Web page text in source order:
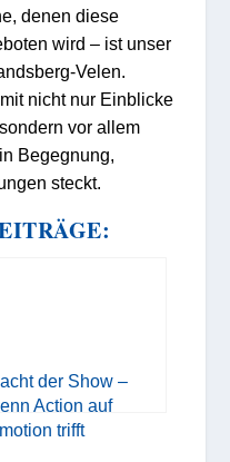
denen diese
wird – ist unser
Velen.
nicht nur Einblicke
vor allem
Begegnung,
steckt.
der Show –
Action auf
trifft